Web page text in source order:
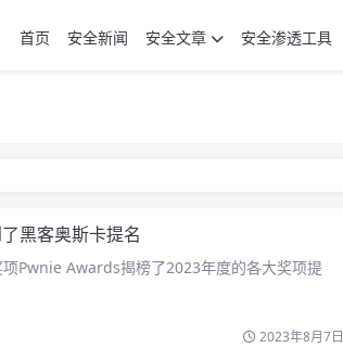
首页 安全新闻 安全文章 安全渗透工具
黑客奥斯卡提名
Pwnie Awards揭榜了2023年度的各大奖项提
2023年8月7日